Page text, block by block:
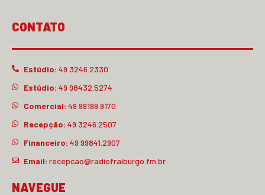
CONTATO
Estúdio: 49 3246.2330
Estúdio: 49 98432.5274
Comercial: 49 99199.9170
Recepção: 49 3246.2507
Financeiro: 49 99841.2907
Email: recepcao@radiofraiburgo.fm.br
NAVEGUE